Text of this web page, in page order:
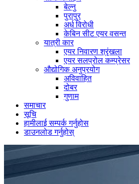
बेल्नु
पुरापुर
अर्ध विरोधी
केबिन सीट एयर वसन्त
यात्री कार
एयर निवारण श्रृंखला
एयर सलप्रोल कम्प्रेसर
औद्योगिक अनुप्रयोग
अविवाहित
दोबर
गुणाम
समाचार
सूचि
हामीलाई सम्पर्क गर्नुहोस
डाउनलोड गर्नुहोस्